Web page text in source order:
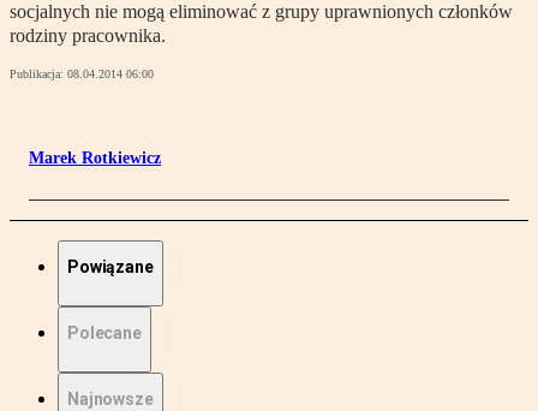
socjalnych nie mogą eliminować z grupy uprawnionych członków
rodziny pracownika.
Publikacja: 08.04.2014 06:00
Marek Rotkiewicz
Powiązane
Polecane
Najnowsze